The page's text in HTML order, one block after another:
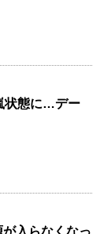
状態に…デー
入らなくなっ